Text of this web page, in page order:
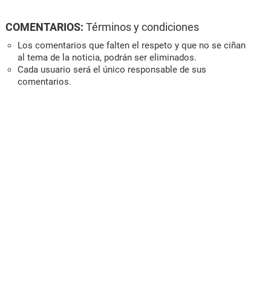
COMENTARIOS: Términos y condiciones
Los comentarios que falten el respeto y que no se ciñan
al tema de la noticia, podrán ser eliminados.
Cada usuario será el único responsable de sus
comentarios.